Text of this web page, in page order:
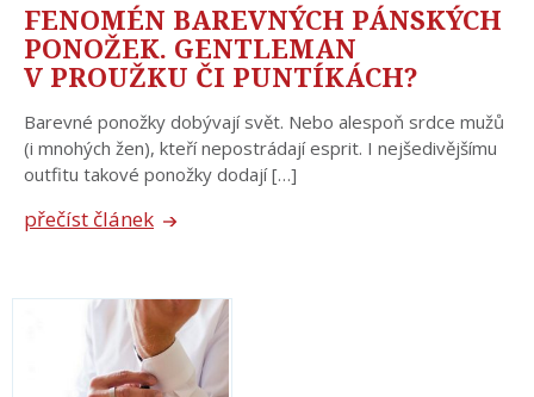
FENOMÉN BAREVNÝCH PÁNSKÝCH
PONOŽEK. GENTLEMAN
V PROUŽKU ČI PUNTÍKÁCH?
Barevné ponožky dobývají svět. Nebo alespoň srdce mužů
(i mnohých žen), kteří nepostrádají esprit. I nejšedivějšímu
outfitu takové ponožky dodají […]
přečíst článek